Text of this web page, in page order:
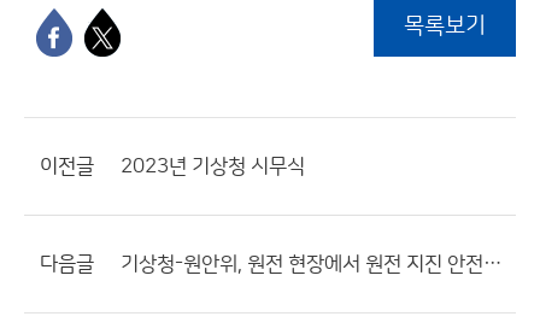
목록보기
이전글 2023년 기상청 시무식
다음글 기상청-원안위, 원전 현장에서 원전 지진 안전 대책 논의